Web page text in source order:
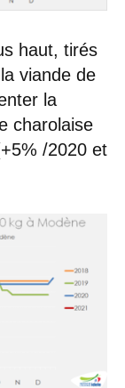
haut, tirés
viande de
la
charolaise
/2020 et